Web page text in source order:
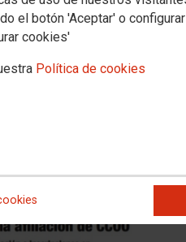
el botón 'Aceptar' o
cookies'
Política de cookies
Tras
el
De
de